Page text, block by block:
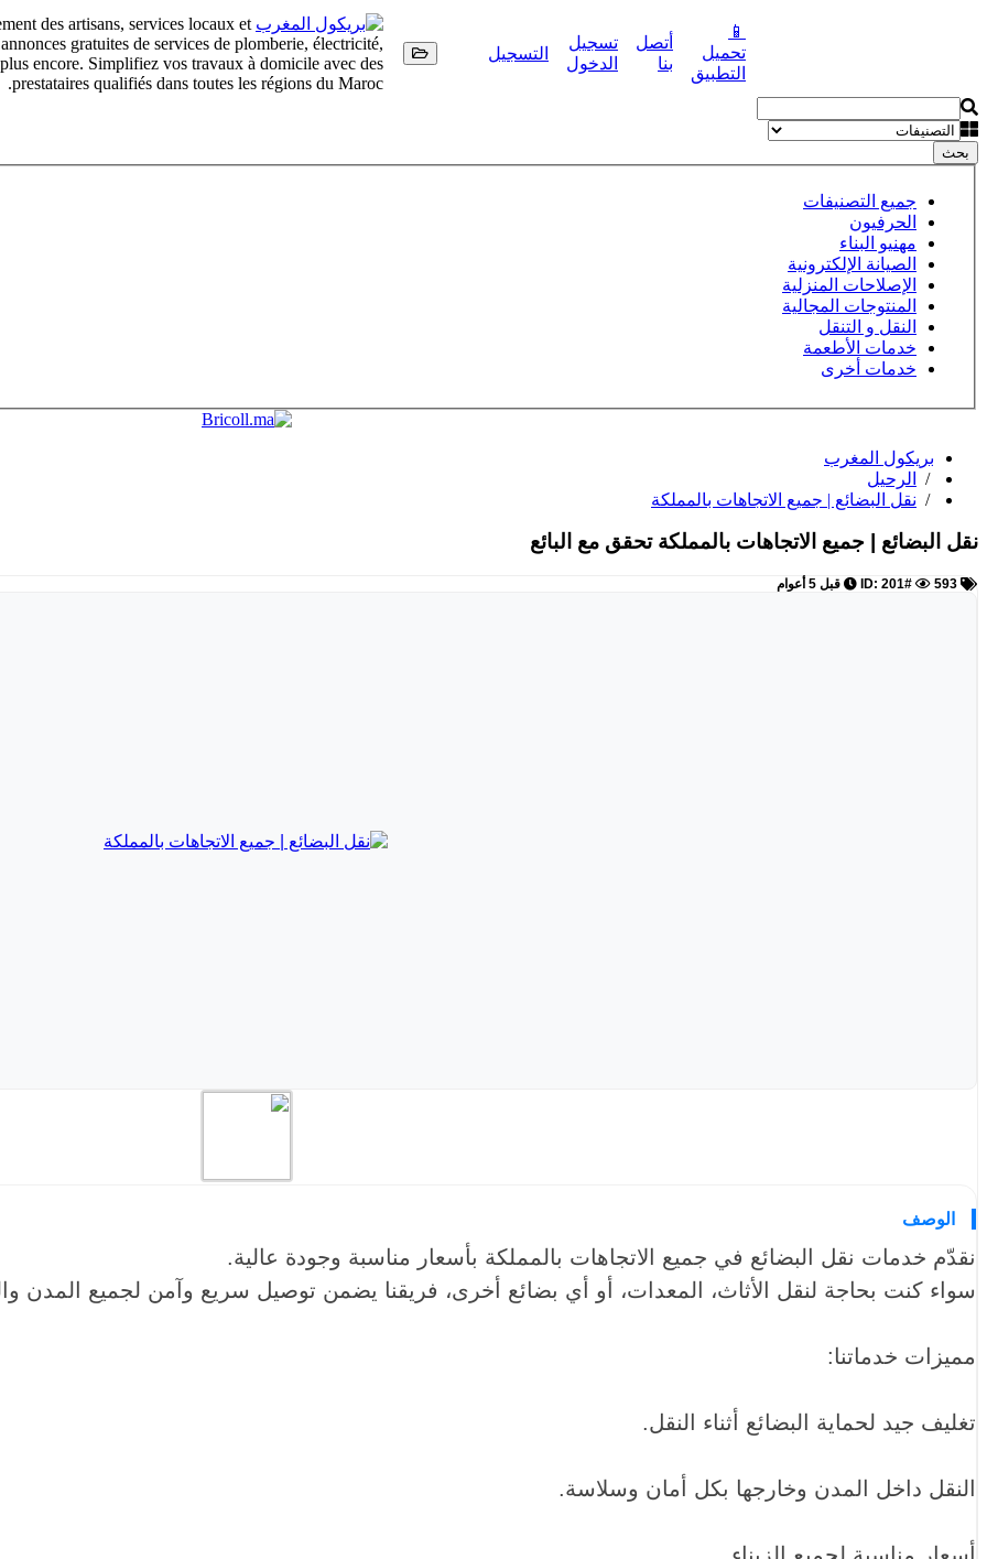
des artisans, services locaux et
gratuites de services de plomberie, électricité,
encore. Simplifiez vos travaux à domicile avec des
prestataires qualifiés dans toutes les régions du Maroc.
📱
تحميل
التطبيق
أتصل
بنا
تسجيل
الدخول
التسجيل
بحث
جميع التصنيفات
الحرفيون
مهنيو البناء
الصيانة الإلكترونية
الإصلاحات المنزلية
المنتوجات المجالية
النقل و التنقل
خدمات الأطعمة
خدمات أخرى
بريكول المغرب
/
الرحيل
/ نقل البضائع | جميع الاتجاهات بالمملكة
نقل البضائع | جميع الاتجاهات بالمملكة تحقق مع البائع
593 قبل 5 أعوام
الوصف
نقدّم خدمات نقل البضائع في جميع الاتجاهات بالمملكة بأسعار مناسبة وجودة عالية.
سواء كنت بحاجة لنقل الأثاث، المعدات، أو أي بضائع أخرى، فريقنا يضمن توصيل سريع وآمن لجميع المدن
مميزات خدماتنا:
تغليف جيد لحماية البضائع أثناء النقل.
النقل داخل المدن وخارجها بكل أمان وسلاسة.